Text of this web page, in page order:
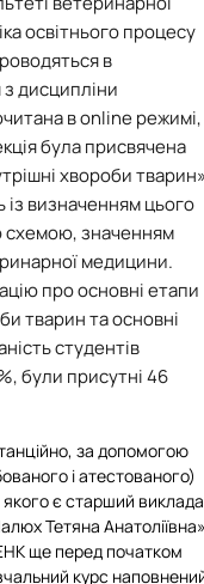
освітнього процесу
в
дисципліни
в online режимі,
була присвячена
хвороби
із визначенням цього
схемою, значенням
медицини.
про основні етапи
тварин та основні
студентів
були присутні 46
за допомогою
і атестованого)
є старший
Тетяна
ще перед початком
курс